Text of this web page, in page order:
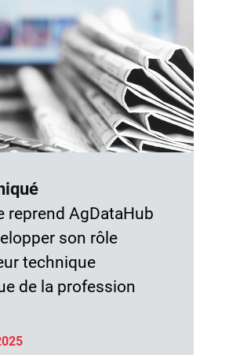
reprend AgDataHub
son rôle
technique
de la profession